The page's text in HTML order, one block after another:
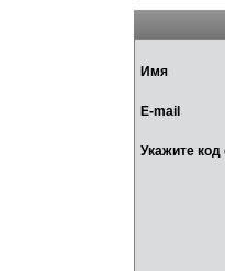
Имя
E-mail
Укажите код